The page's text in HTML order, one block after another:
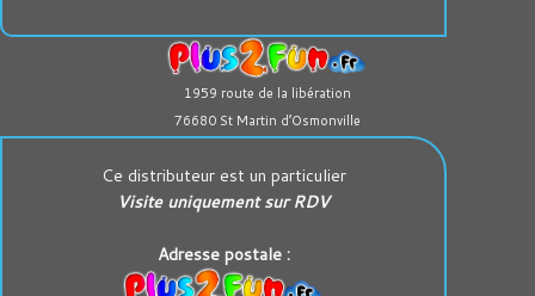
1959 route de la libération
76680 St Martin d’Osmonville
Ce distributeur est un particulier
Visite uniquement sur RDV
Adresse postale :